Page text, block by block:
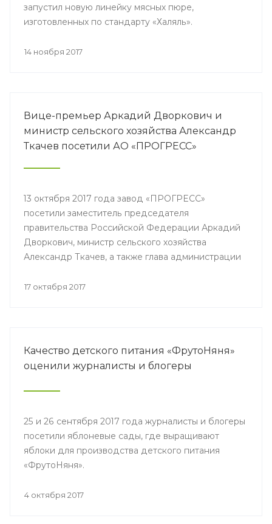
запустил новую линейку мясных пюре,
изготовленных по стандарту «Халяль».
14 ноября 2017
Вице-премьер Аркадий Дворкович и
министр сельского хозяйства Александр
Ткачев посетили АО «ПРОГРЕСС»
13 октября 2017 года завод «ПРОГРЕСС»
посетили заместитель председателя
правительства Российской Федерации Аркадий
Дворкович, министр сельского хозяйства
Александр Ткачев, а также глава администрации
качество и ассортимент нашей продукции.
17 октября 2017
Качество детского питания «ФрутоНяня»
оценили журналисты и блогеры
25 и 26 сентября 2017 года журналисты и блогеры
посетили яблоневые сады, где выращивают
яблоки для производства детского питания
«ФрутоНяня».
4 октября 2017